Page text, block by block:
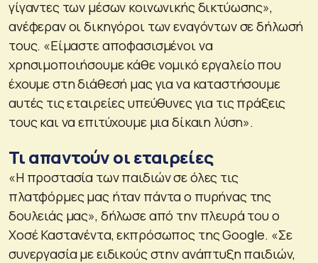
γίγαντες των μέσων κοινωνικής δικτύωσης»,
ανέφεραν οι δικηγόροι των εναγόντων σε δήλωσή
τους. «Είμαστε αποφασισμένοι να
χρησιμοποιήσουμε κάθε νομικό εργαλείο που
έχουμε στη διάθεσή μας για να καταστήσουμε
αυτές τις εταιρείες υπεύθυνες για τις πράξεις
τους και να επιτύχουμε μια δίκαιη λύση».
Τι απαντούν οι εταιρείες
«Η προστασία των παιδιών σε όλες τις
πλατφόρμες μας ήταν πάντα ο πυρήνας της
δουλειάς μας», δήλωσε από την πλευρά του ο
Χοσέ Καστανέντα, εκπρόσωπος της Google. «Σε
συνεργασία με ειδικούς στην ανάπτυξη παιδιών,